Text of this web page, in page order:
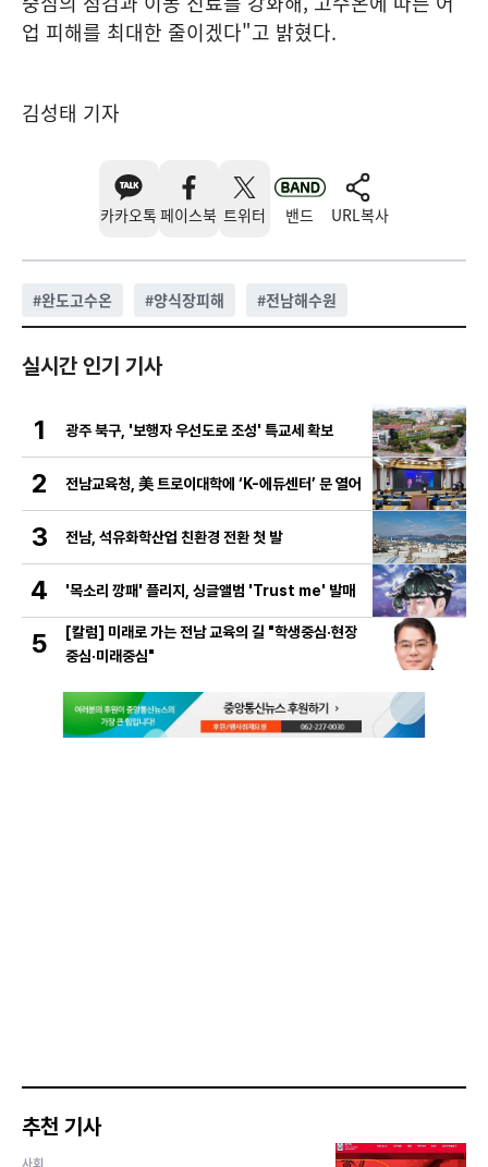
업 피해를 최대한 줄이겠다"고 밝혔다.
김성태 기자
카카오톡 페이스북 트위터 밴드 URL복사
#완도고수온 #양식장피해 #전남해수원
실시간 인기 기사
1 광주 북구, '보행자 우선도로 조성' 특교세 확보
2 전남교육청, 美 트로이대학에 ‘K-에듀센터’ 문 열어
3 전남, 석유화학산업 친환경 전환 첫 발
4 '목소리 깡패' 플리지, 싱글앨범 'Trust me' 발매
5
[칼럼] 미래로 가는 전남 교육의 길 "학생중심·현장
중심·미래중심"
추천 기사
사회